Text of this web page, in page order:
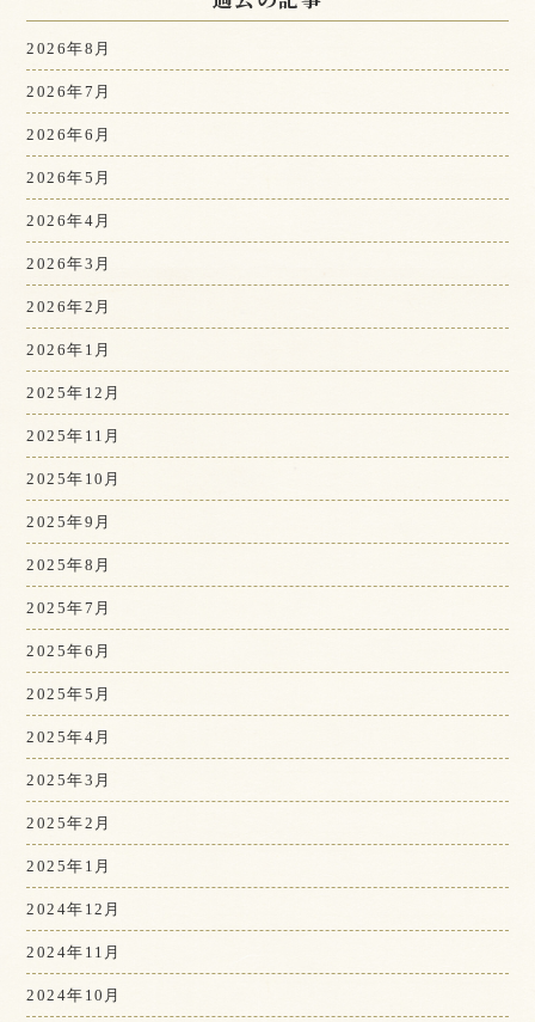
2026年8月
2026年7月
2026年6月
2026年5月
2026年4月
2026年3月
2026年2月
2026年1月
2025年12月
2025年11月
2025年10月
2025年9月
2025年8月
2025年7月
2025年6月
2025年5月
2025年4月
2025年3月
2025年2月
2025年1月
2024年12月
2024年11月
2024年10月